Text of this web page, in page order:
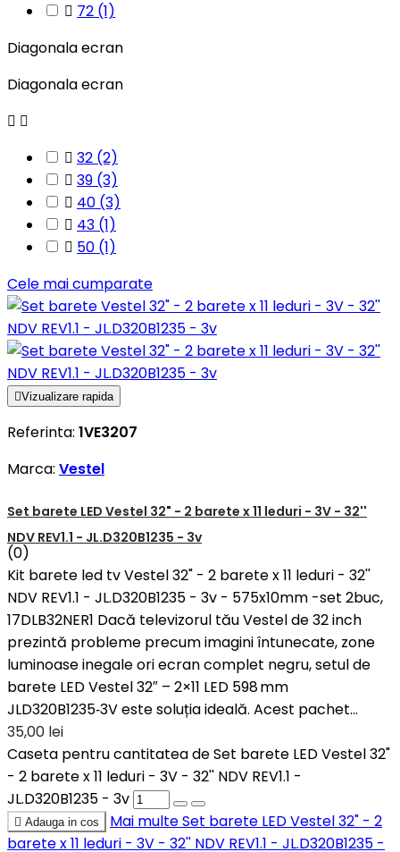
 72 (1)
Diagonala ecran
Diagonala ecran
 
 32 (2)
 39 (3)
 40 (3)
 43 (1)
 50 (1)
Cele mai cumparate
Vizualizare rapida
Referinta: 1VE3207
Marca: Vestel
Set barete LED Vestel 32" - 2 barete x 11 leduri - 3V - 32''
NDV REV1.1 - JL.D320B1235 - 3v
(0)
Kit barete led tv Vestel 32" - 2 barete x 11 leduri - 32''
NDV REV1.1 - JL.D320B1235 - 3v - 575x10mm -set 2buc,
17DLB32NER1 Dacă televizorul tău Vestel de 32 inch
prezintă probleme precum imagini întunecate, zone
luminoase inegale ori ecran complet negru, setul de
barete LED Vestel 32″ – 2×11 LED 598 mm
JLD320B1235‑3V este soluția ideală. Acest pachet...
35,00 lei
Caseta pentru cantitatea de Set barete LED Vestel 32"
- 2 barete x 11 leduri - 3V - 32'' NDV REV1.1 -
JL.D320B1235 - 3v
 Adauga in cos Mai multeSet barete LED Vestel 32" - 2
barete x 11 leduri - 3V - 32'' NDV REV1.1 - JL.D320B1235 -